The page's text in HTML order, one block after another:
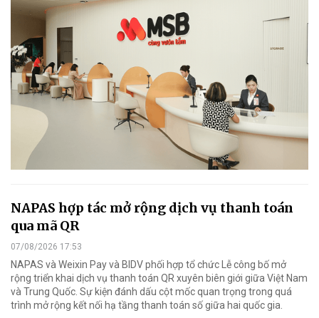
NAPAS hợp tác mở rộng dịch vụ thanh toán
qua mã QR
07/08/2026 17:53
NAPAS và Weixin Pay và BIDV phối hợp tổ chức Lễ công bố mở
rộng triển khai dịch vụ thanh toán QR xuyên biên giới giữa Việt Nam
và Trung Quốc. Sự kiện đánh dấu cột mốc quan trọng trong quá
trình mở rộng kết nối hạ tầng thanh toán số giữa hai quốc gia.